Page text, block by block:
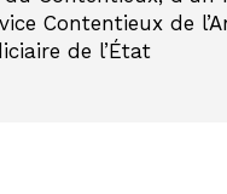
Contentieux de
de l’État